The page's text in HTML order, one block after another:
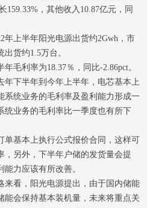
159.33%，其他收入10.87亿元，同
年上半年阳光电源出货约2Gwh，市
货约1.5万台。
毛利率为18.37％，同比-2.86pct。
年下半年到今年上半年，电芯基本上
系统业务的毛利率及盈利能力形成一
统业务的毛利率比一季度也有所下
单基本上执行公式报价合同，这样可
，另外，下半年户储的发货量会提
力应该有所改善。
来看，阳光电源提出，由于国内储能
能会保持基本装机量，未来将重点关